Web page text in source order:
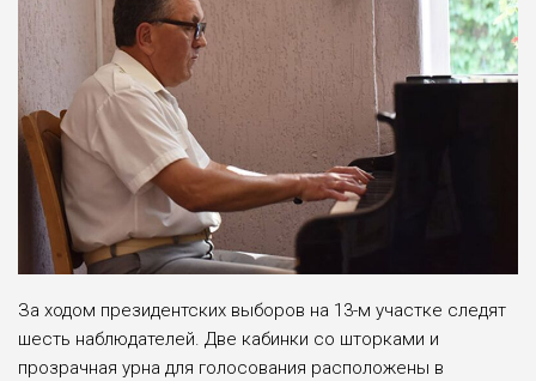
За ходом президентских выборов на 13-м участке следят
шесть наблюдателей. Две кабинки со шторками и
прозрачная урна для голосования расположены в